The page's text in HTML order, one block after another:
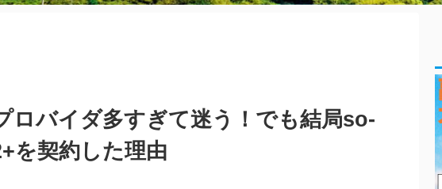
ロバイダ多すぎて迷う！でも結局so-
を契約した理由